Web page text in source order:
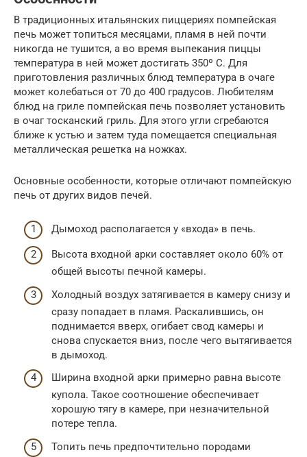
В традиционных итальянских пиццериях помпейская
печь может топиться месяцами, пламя в ней почти
никогда не тушится, а во время выпекания пиццы
температура в ней может достигать 350º C. Для
приготовления различных блюд температура в очаге
может колебаться от 70 до 400 градусов. Любителям
блюд на гриле помпейская печь позволяет установить
в очаг тосканский гриль. Для этого угли сгребаются
ближе к устью и затем туда помещается специальная
металлическая решетка на ножках.
Основные особенности, которые отличают помпейскую
печь от других видов печей.
Дымоход располагается у «входа» в печь.
Высота входной арки составляет около 60% от
общей высоты печной камеры.
Холодный воздух затягивается в камеру снизу и
сразу попадает в пламя. Раскалившись, он
поднимается вверх, огибает свод камеры и
снова спускается вниз, после чего вытягивается
в дымоход.
Ширина входной арки примерно равна высоте
купола. Такое соотношение обеспечивает
хорошую тягу в камере, при незначительной
потере тепла.
Топить печь предпочтительно породами